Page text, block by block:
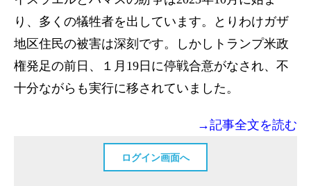
り、多くの犠牲者を出しています。とりわけガザ
地区住民の被害は深刻です。しかしトランプ米政
権発足の前日、１月19日に停戦合意がなされ、不
十分ながらも実行に移されていました。
→記事全文を読む
ログイン画面へ